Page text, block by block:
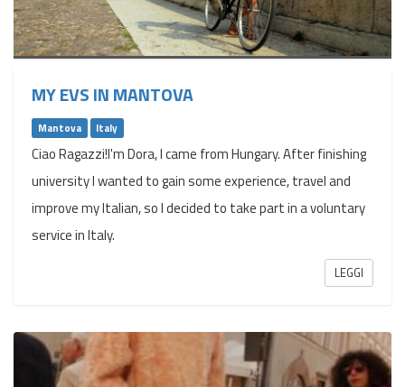
MY EVS IN MANTOVA
Mantova Italy
Ciao Ragazzi!I'm Dora, I came from Hungary. After finishing
university I wanted to gain some experience, travel and
improve my Italian, so I decided to take part in a voluntary
service in Italy.
LEGGI